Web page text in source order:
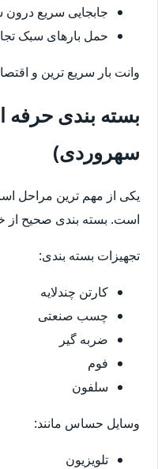
جابجایی سریع
حمل بارهای سبک
وانت بار سریع ترین و
بسته بندی حرفه
سهروردی)
یکی از مهم ترین مراحل
است. بسته بندی صحیح
تجهیزات بسته بندی:
کارتن چندلایه
چسب صنعتی
ضربه گیر
فوم
سلفون
وسایل حساس مانند:
تلویزیون